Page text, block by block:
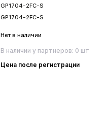
GP1704-2FC-S
GP1704-2FC-S
Нет в наличии
В наличии у партнеров: 0 шт
Цена после регистрации